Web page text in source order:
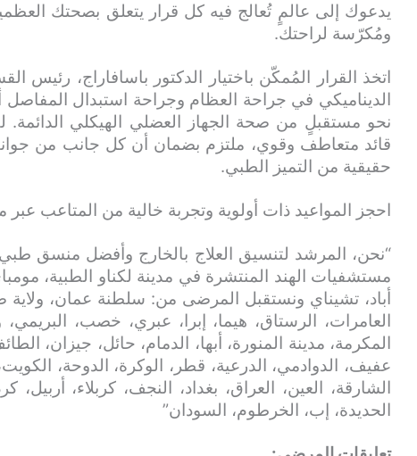
يدعوك إلى عالمٍ تُعالج فيه كل قرار يتعلق بصحتك
ومُكرّسة لراحتك.
اتخذ القرار المُمكّن باختيار الدكتور باسافاراج، رئيس
الديناميكي في جراحة العظام وجراحة استبدال
نحو مستقبلٍ من صحة الجهاز العضلي الهيكلي
قائد متعاطف وقوي، ملتزم بضمان أن كل جانب من
حقيقية من التميز الطبي.
احجز المواعيد ذات أولوية وتجربة خالية من المتاعب
“نحن، المرشد لتنسيق العلاج بالخارج وأفضل منسق
مستشفيات الهند المنتشرة في مدينة لكناو الطبية،
أباد، تشيناي ونستقبل المرضى من: سلطنة عمان،
العامرات، الرستاق، هيما، إبرا، عبري، خصب،
المكرمة، مدينة المنورة، أبها، الدمام، حائل، جيزان،
عفيف، الدوادمي، الدرعية، قطر، الوكرة، الدوحة،
الشارقة، العين، العراق، بغداد، النجف، كربلاء، أربيل،
الحديدة، إب، الخرطوم، السودان”